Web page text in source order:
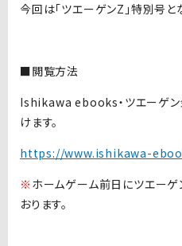
今回は「ツエーゲンZ」特別号と
■閲覧方法
Ishikawa ebooks・ツエーゲン
けます。
https://www.ishikawa-
※ ホームゲーム前日にツエー
おります。